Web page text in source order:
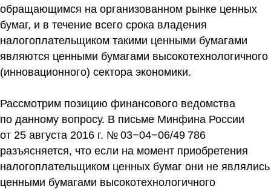
обращающимся на организованном рынке ценных
бумаг, и в течение всего срока владения
налогоплательщиком такими ценными бумагами
являются ценными бумагами высокотехнологичного
(инновационного) сектора экономики.
Рассмотрим позицию финансового ведомства
по данному вопросу. В письме Минфина России
от 25 августа 2016 г. № 03−04−06/49 786
разъясняется, что если на момент приобретения
налогоплательщиком ценных бумаг они не являлись
ценными бумагами высокотехнологичного